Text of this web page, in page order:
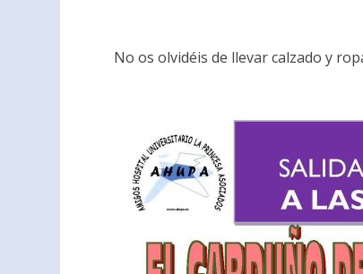
No os olvidéis de llevar calzado y